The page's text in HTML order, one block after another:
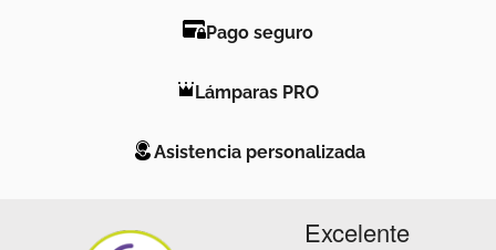
Pago seguro
Lámparas PRO
Asistencia personalizada
Excelente